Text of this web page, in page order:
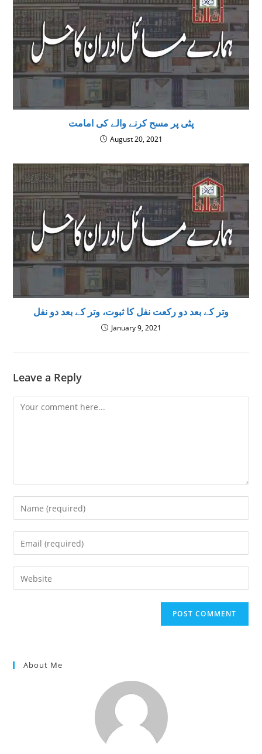
پٹی پر مسح کرنے والے کی امامت
August 20, 2021
‌وتر کے بعد دو رکعت نفل کا ثبوت، وتر کے بعد دو نفل
January 9, 2021
Leave a Reply
Comment
Enter
your
name
comment
Enter
your
email
address
Enter
your
About Me